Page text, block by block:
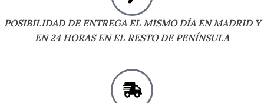
POSIBILIDAD DE ENTREGA EL MISMO DÍA EN MADRID Y
EN 24 HORAS EN EL RESTO DE PENÍNSULA